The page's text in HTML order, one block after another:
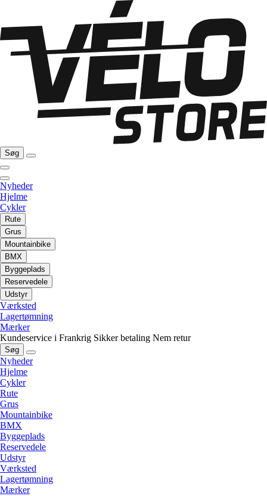
Søg
Nyheder
Hjelme
Cykler
Rute
Grus
Mountainbike
BMX
Byggeplads
Reservedele
Udstyr
Værksted
Lagertømning
Mærker
Kundeservice i Frankrig Sikker betaling Nem retur
Søg
Nyheder
Hjelme
Cykler
Rute
Grus
Mountainbike
BMX
Byggeplads
Reservedele
Udstyr
Værksted
Lagertømning
Mærker